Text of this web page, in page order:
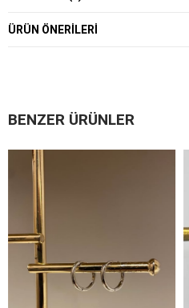
ÜRÜN ÖNERILERI
BENZER ÜRÜNLER